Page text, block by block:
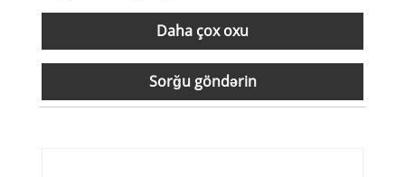
Daha çox oxu
Sorğu göndərin